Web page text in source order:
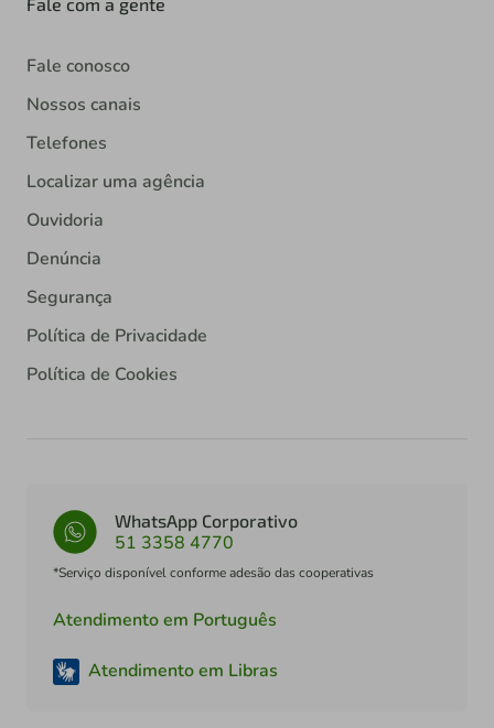
Fale conosco
Nossos canais
Telefones
Localizar uma agência
Ouvidoria
Denúncia
Segurança
Política de Privacidade
Política de Cookies
WhatsApp Corporativo
51 3358 4770
*Serviço disponível conforme adesão das cooperativas
Atendimento em Português
Atendimento em Libras